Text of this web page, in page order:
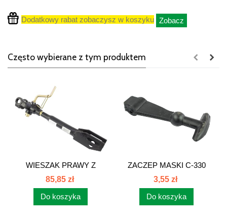
Dodatkowy rabat zobaczysz w koszyku Zobacz
Często wybierane z tym produktem
WIESZAK PRAWY Z
KORBĄ C-360...
85,85 zł
Do koszyka
ZACZEP MASKI C-330
50/02-332/0...
3,55 zł
Do koszyka